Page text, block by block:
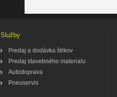
Služby
Predaj a dodávka štrkov
Predaj stavebného materialu
Autodoprava
Pneuservis